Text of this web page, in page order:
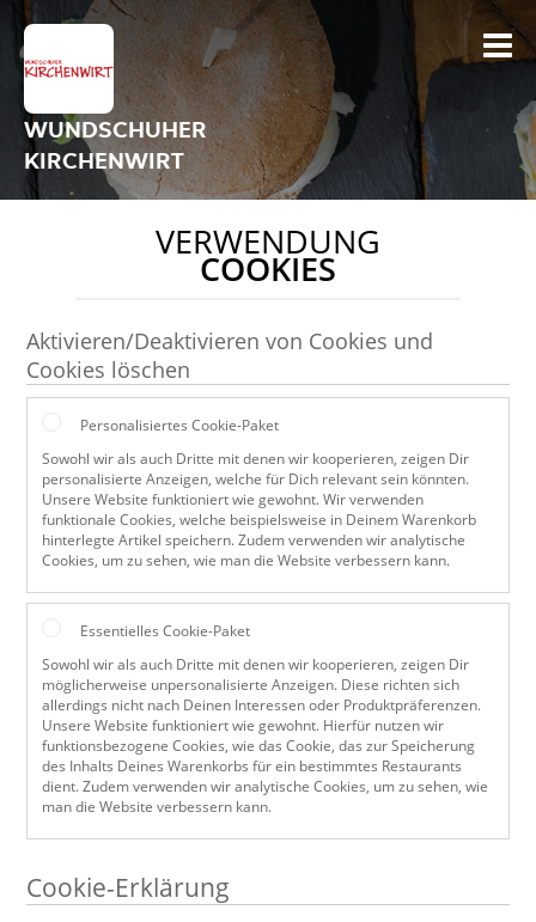
WUNDSCHUHER
KIRCHENWIRT
VERWENDUNG
COOKIES
Aktivieren/Deaktivieren von Cookies und
Cookies löschen
Personalisiertes Cookie-Paket
Sowohl wir als auch Dritte mit denen wir kooperieren, zeigen Dir
personalisierte Anzeigen, welche für Dich relevant sein könnten.
Unsere Website funktioniert wie gewohnt. Wir verwenden
funktionale Cookies, welche beispielsweise in Deinem Warenkorb
hinterlegte Artikel speichern. Zudem verwenden wir analytische
Cookies, um zu sehen, wie man die Website verbessern kann.
Essentielles Cookie-Paket
Sowohl wir als auch Dritte mit denen wir kooperieren, zeigen Dir
möglicherweise unpersonalisierte Anzeigen. Diese richten sich
allerdings nicht nach Deinen Interessen oder Produktpräferenzen.
Unsere Website funktioniert wie gewohnt. Hierfür nutzen wir
funktionsbezogene Cookies, wie das Cookie, das zur Speicherung
des Inhalts Deines Warenkorbs für ein bestimmtes Restaurants
dient. Zudem verwenden wir analytische Cookies, um zu sehen, wie
man die Website verbessern kann.
Cookie-Erklärung